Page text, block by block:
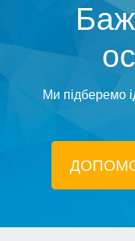
Ми підберемо